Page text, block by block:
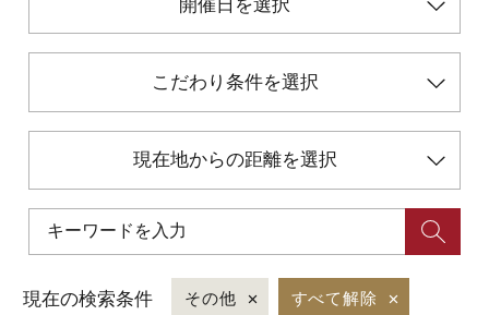
初めての加賀温泉郷
加賀に泊まって！北陸巡り♪
ご当地グルメ
加賀 旅先納税
開催日を選択
こだわり条件を選択
現在地からの距離を選択
現在の検索条件 その他 すべて解除